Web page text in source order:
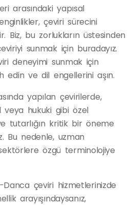
arasındaki yapısal
çeviri sürecini
Biz, bu zorlukların üstesinden
sunmak için buradayız.
deneyimi sunmak için
edin ve dil engellerini aşın.
yapılan çevirilerde,
veya hukuki gibi özel
tutarlığın kritik bir öneme
Bu nedenle, uzman
özgü terminolojiye
çeviri hizmetlerinizde
arayışındaysanız,